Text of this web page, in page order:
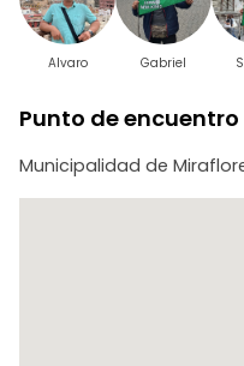
Si no estás de acuerdo
reserva.
Alvaro Gabriel
Punto de encuentro
Municipalidad de